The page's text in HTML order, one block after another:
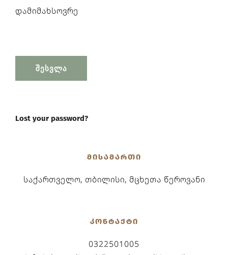
დამიმახსოვრე
Lost your password?
ᲛᲘᲡᲐᲛᲐᲠᲗᲘ
საქართველო, თბილისი, მცხეთა წეროვანი
ᲙᲝᲜᲢᲐᲥᲢᲘ
0322501005